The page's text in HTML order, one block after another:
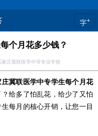
字+
个月花多少钱？
冀联医学中等专业学校
庄冀联医学中专学生每个月花
给多了怕乱花，给少了又怕
每月的核心开销，让您一目